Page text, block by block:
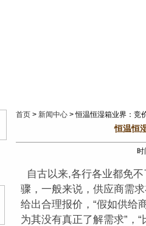
首页 > 新闻中心 > 恒温恒湿箱业界：竞
恒温恒
自古以来,各行各业都免
骤，一般来说，供应商需
给出合理报价，“假如供给
为其没有真正了解需求”，